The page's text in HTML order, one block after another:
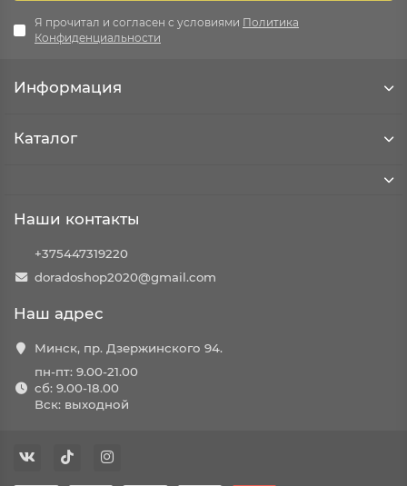
Я прочитал и согласен с условиями Политика
Конфиденциальности
Информация
Каталог
Наши контакты
+375447319220
doradoshop2020@gmail.com
Наш адрес
Минск, пр. Дзержинского 94.
пн-пт: 9.00-21.00
сб: 9.00-18.00
Вск: выходной